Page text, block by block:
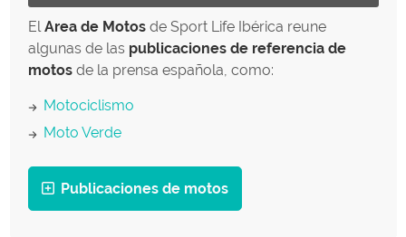
El Area de Motosde Sport Life Ibérica reune
algunas de las publicaciones de referencia de
motosde la prensa española, como:
Motociclismo
Moto Verde
Publicaciones de motos